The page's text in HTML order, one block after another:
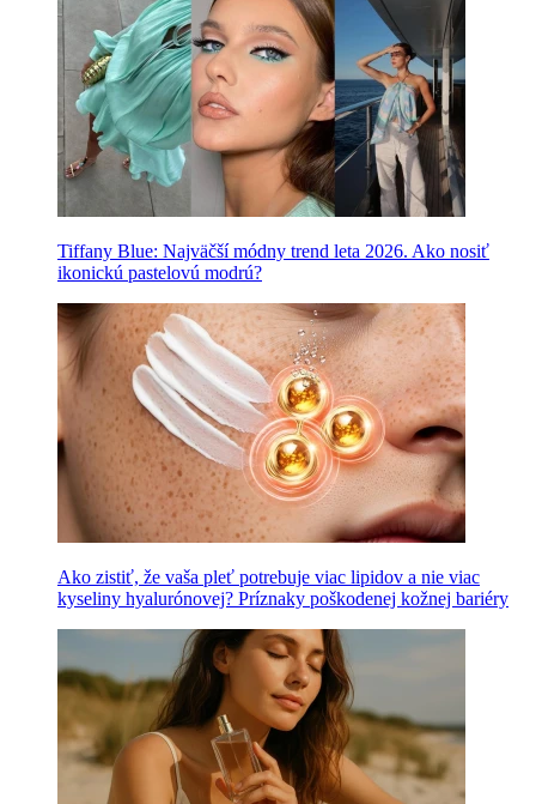
Tiffany Blue: Najväčší módny trend leta 2026. Ako nosiť
ikonickú pastelovú modrú?
Ako zistiť, že vaša pleť potrebuje viac lipidov a nie viac
kyseliny hyalurónovej? Príznaky poškodenej kožnej bariéry